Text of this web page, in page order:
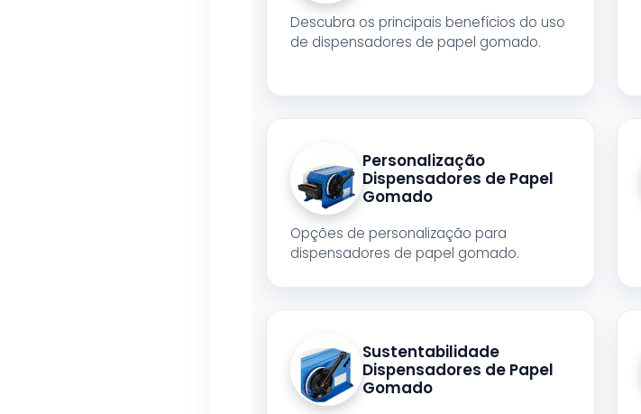
Descubra os principais benefícios do uso
de dispensadores de papel gomado.
Personalização
Dispensadores de Papel
Gomado
Opções de personalização para
dispensadores de papel gomado.
Sustentabilidade
Dispensadores de Papel
Gomado